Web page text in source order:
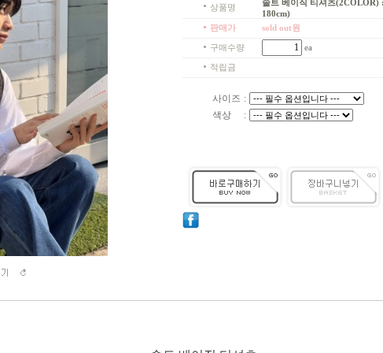
상품명
솔트 베이직 티셔츠(2COLOR)
180cm)
판매가
sold out원
구매수량 ea
적립금
사이즈 :
색상
: